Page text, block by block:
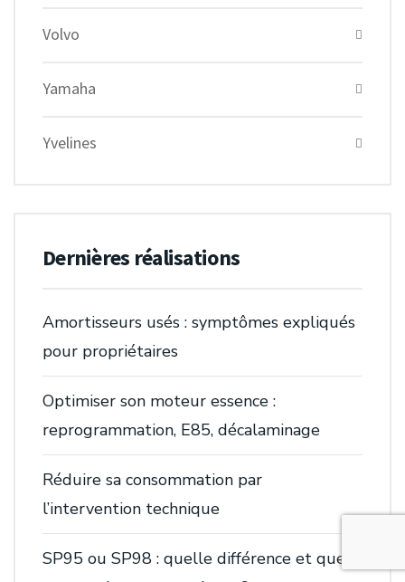
Volvo
Yamaha
Yvelines
Dernières réalisations
Amortisseurs usés : symptômes expliqués
pour propriétaires
Optimiser son moteur essence :
reprogrammation, E85, décalaminage
Réduire sa consommation par
l’intervention technique
SP95 ou SP98 : quelle différence et que